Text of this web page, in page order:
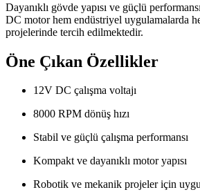
Dayanıklı gövde yapısı ve güçlü
DC motor hem endüstriyel uygulamalarda
projelerinde tercih edilmektedir.
Öne Çıkan Özellikler
12V DC çalışma voltajı
8000 RPM dönüş hızı
Stabil ve güçlü çalışma performansı
Kompakt ve dayanıklı motor yapısı
Robotik ve mekanik projeler için